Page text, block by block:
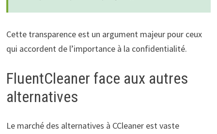
Cette transparence est un argument majeur pour ceux
qui accordent de l’importance à la confidentialité.
FluentCleaner face aux autres
alternatives
Le marché des alternatives à CCleaner est vaste